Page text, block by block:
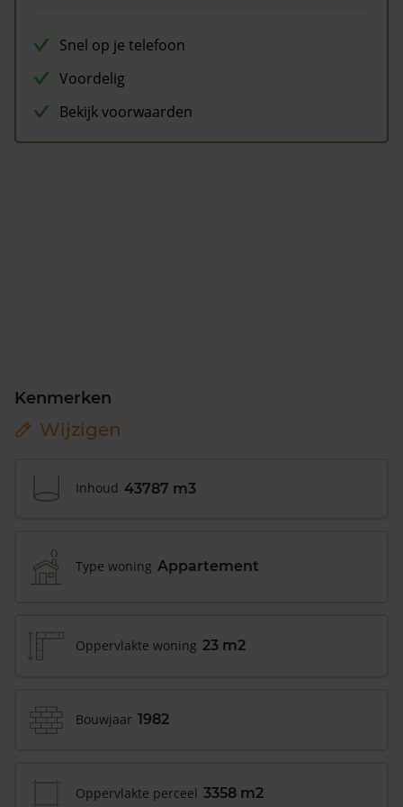
Snel op je telefoon
Voordelig
Bekijk voorwaarden
Kenmerken
Wijzigen
Inhoud 43787 m3
Type woning Appartement
Oppervlakte woning 23 m2
Bouwjaar 1982
Oppervlakte perceel 3358 m2